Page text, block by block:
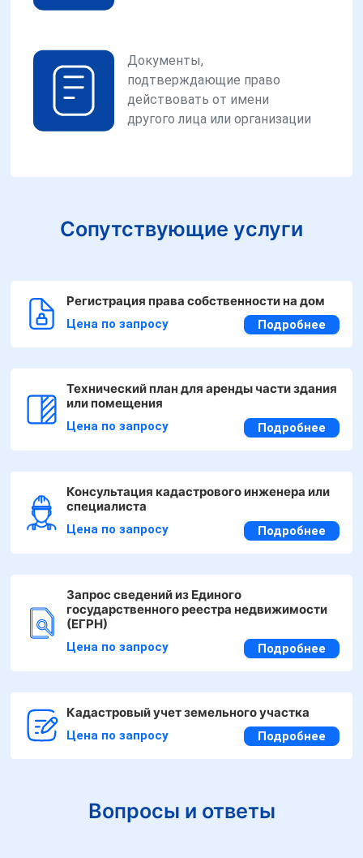
Документы,
подтверждающие право
действовать от имени
другого лица или организации
Сопутствующие услуги
Регистрация права собственности на дом
Цена по запросу Подробнее
Технический план для аренды части здания
или помещения
Цена по запросу Подробнее
Консультация кадастрового инженера или
специалиста
Цена по запросу Подробнее
Запрос сведений из Единого
государственного реестра недвижимости
(ЕГРН)
Цена по запросу Подробнее
Кадастровый учет земельного участка
Цена по запросу Подробнее
Вопросы и ответы